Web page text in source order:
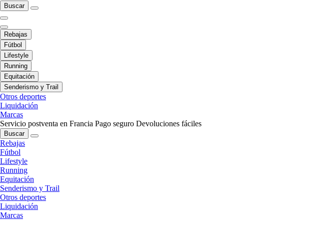
Buscar
Rebajas
Fútbol
Lifestyle
Running
Equitación
Senderismo y Trail
Otros deportes
Liquidación
Marcas
Servicio postventa en Francia Pago seguro Devoluciones fáciles
Buscar
Rebajas
Fútbol
Lifestyle
Running
Equitación
Senderismo y Trail
Otros deportes
Liquidación
Marcas